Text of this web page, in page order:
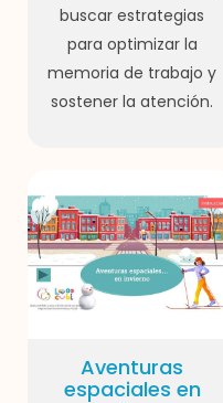
buscar estrategias
para optimizar la
memoria de trabajo y
sostener la atención.
Aventuras
espaciales en